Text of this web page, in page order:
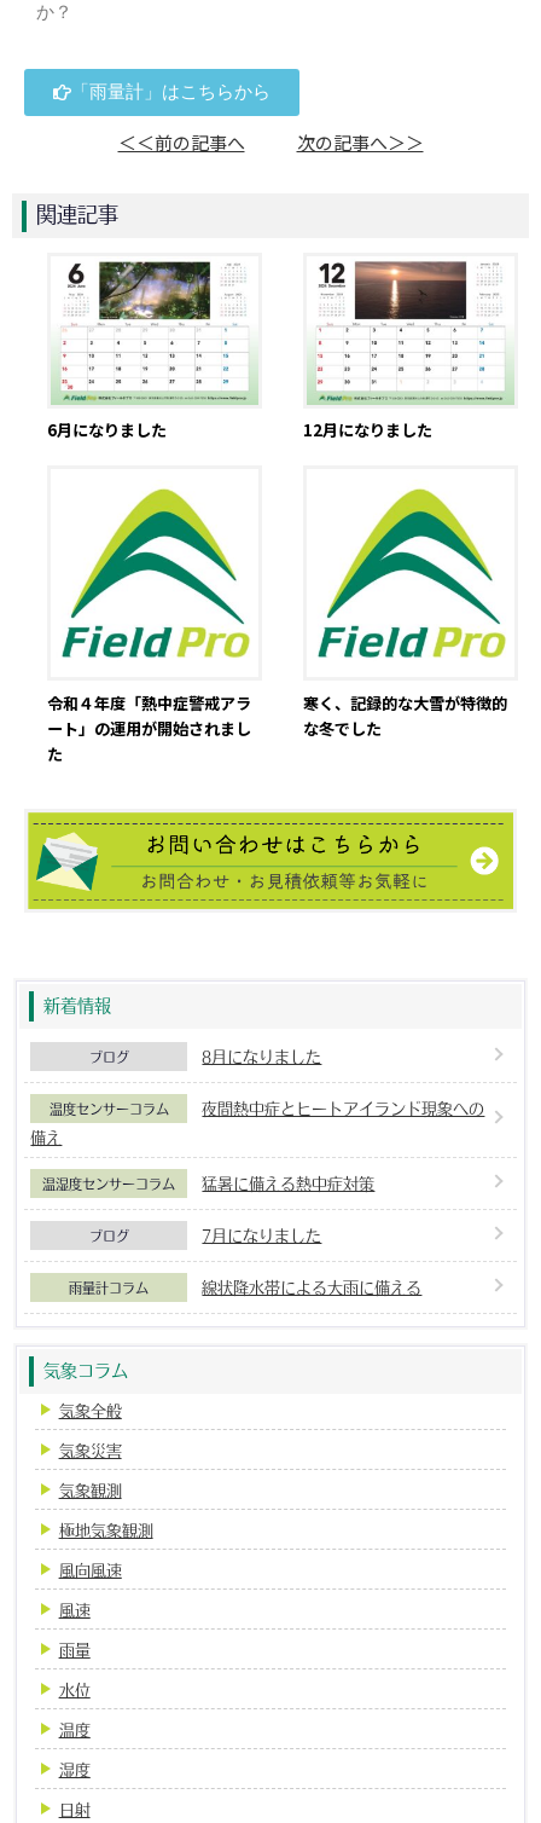
か？
「雨量計」はこちらから
＜＜前の記事へ 次の記事へ＞＞
関連記事
6月になりました 12月になりました
令和４年度「熱中症警戒アラ
ート」の運用が開始されまし
た
寒く、記録的な大雪が特徴的
な冬でした
新着情報
ブログ 8月になりました
温度センサーコラム
夜間熱中症とヒートアイランド現象への
備え
温湿度センサーコラム 猛暑に備える熱中症対策
ブログ 7月になりました
雨量計コラム 線状降水帯による大雨に備える
気象コラム
気象全般
気象災害
気象観測
極地気象観測
風向風速
風速
雨量
水位
温度
湿度
日射